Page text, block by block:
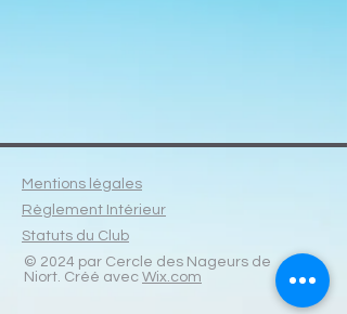
Mentions légales
Règlement Intérieur
Statuts du Club
© 2024 par Cercle des Nageurs de
Niort. Créé avec Wix.com